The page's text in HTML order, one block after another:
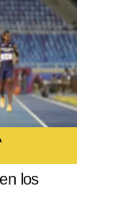
los